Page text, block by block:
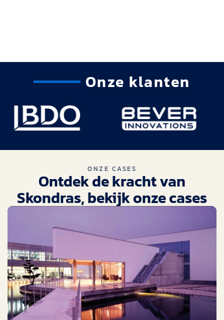
Onze klanten
ONZE CASES
Ontdek de kracht van
Skondras, bekijk onze cases